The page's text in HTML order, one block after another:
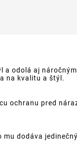
odolá aj
na kvalitu a štýl.
ochranu pred
dodáva